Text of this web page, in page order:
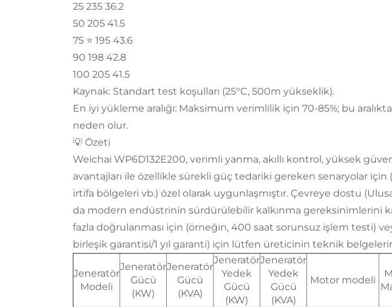
25 235 36.2
50 205 41.5
75 ⭐️ 195 43.6
90 198 42.8
100 205 41.5
Kaynak: Standart test koşulları (25°C, 500m yükseklik).
En iyi yükleme aralığı: Maksimum verimlilik için 70-85%; bu
neden olur.
💡 Özeti
Weichai WP6D132E200, verimli yanma, akıllı kontrol, yüksek
avantajları ile özellikle sürekli güç tedariki gereken senaryolar
irtifa bölgeleri vb.) özel olarak uygunlaşmıştır. Çevreye dostu
da modern endüstrinin sürdürülebilir kalkınma gereksinimlerini
fazla doğrulanması için (örneğin, 400 saat sorunsuz işlem testi)
birleşik garantisi/1 yıl garanti) için lütfen üreticinin teknik
Jeneratör
Modeli
Jeneratör
Gücü
(KW)
Jeneratör
Gücü
(KVA)
Jeneratör
Yedek
Gücü
(KW)
Jeneratör
Yedek
Gücü
(KVA)
Motor modeli